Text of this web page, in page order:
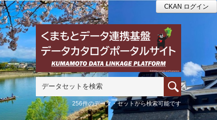
CKAN ログイン
256件のデータ・セットから検索可能です